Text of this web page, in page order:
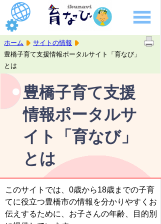
ホーム
サイトの情報
豊橋子育て支援情報ポータルサイト「育なび」
とは
豊橋子育て支援
情報ポータルサ
イト「育なび」
とは
このサイトでは、0歳から18歳までの子育
てに役立つ豊橋市の情報を分かりやすくお
伝えするために、お子さんの年齢、目的別